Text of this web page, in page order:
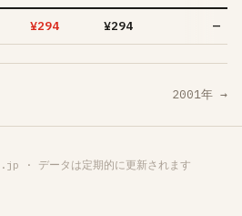
¥294 ¥294 —
2001年 →
· データは定期的に更新されます